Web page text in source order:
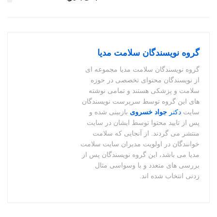
گروه نویسندگان سلامت مدیا
گروه نویسندگان سلامت مدیا مجموعه ای
از نویسندگان محتوای تخصصی در حوزه
سلامت و پزشکی هستند و تمامی نوشته
های این گروه توسط سرپرست نویسندگان
سایت دکتر جواد خسروی بازبینی شده و
پس از تایید محتوا توسط ایشان در سایت
منتشر می گردند. از آنجایی که سلامت
خوانندگان در اولویت مدیران سایت سلامت
مدیا می باشد، این گروه نویسندگان پس از
بررسی های متعدد و با وسواسی مثال
زدنی انتخاب شده اند.